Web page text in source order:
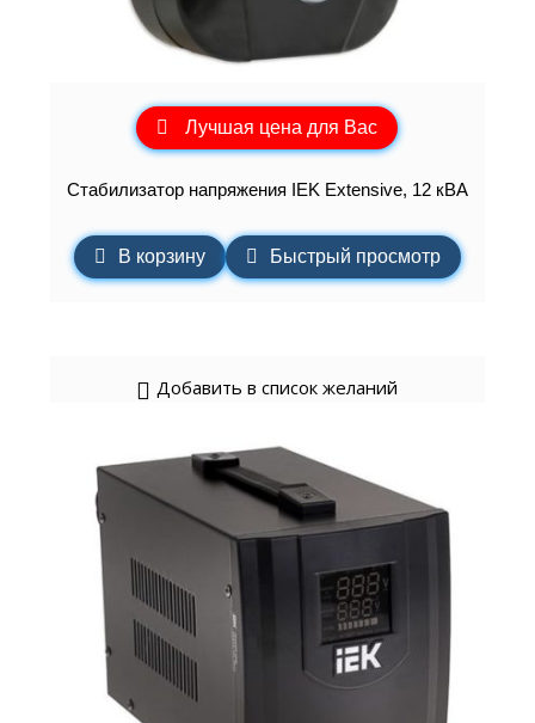
Лучшая цена для Вас
Стабилизатор напряжения IEK Extensive, 12 кВА
В корзину Быстрый просмотр
Добавить в список желаний